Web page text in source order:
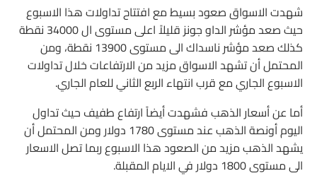
شهدت الاسواق صعود بسيط مع افتتاح تداولات هذا الاسبوع
حيث صعد مؤشر الداو جونز قليلاً اعلى مستوى ال 34000 نقطة
كذلك صعد مؤشر ناسداك الى مستوى 13900 نقطة، ومن
المحتمل أن تشهد الاسواق مزيد من الارتفاعات خلال تداولات
الاسبوع الجاري مع قرب انتهاء الربع الثاني للعام الجاري.
أما عن أسعار الذهب فشهدت أيضاً ارتفاع طفيف حيث تداول
اليوم أونصة الذهب عند مستوى 1780 دولار ومن المحتمل أن
يشهد الذهب مزيد من الصعود هذا الاسبوع ربما تصل الاسعار
الى مستوى 1800 دولار في الايام المقبلة.